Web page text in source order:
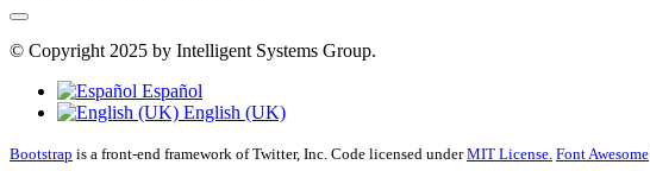
© Copyright 2025 by Intelligent Systems Group.
Español
English (UK)
Bootstrap is a front-end framework of Twitter, Inc. Code licensed underMIT License. Font Awesome